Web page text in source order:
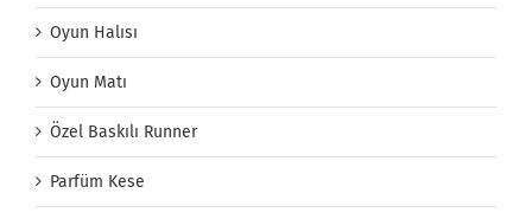
Oyun Halısı
Oyun Matı
Özel Baskılı Runner
Parfüm Kese